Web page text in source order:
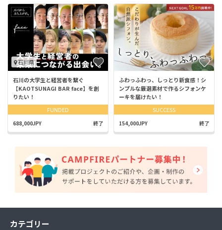
石川県
石川の大学生と経営者を繋ぐ
【KAOTSUNAGI BAR face】を創
りたい！
FUNDED
688,000JPY 終了
ふわっふわっ、しっとり新食感！シ
ンプルな厳選素材で作るシフォンケ
ーキを届けたい！
SUCCESS
154,000JPY 終了
カテゴリー